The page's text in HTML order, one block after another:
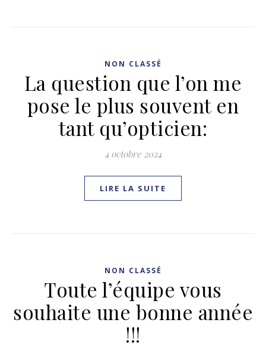
NON CLASSÉ
La question que l’on me
pose le plus souvent en
tant qu’opticien:
4 octobre 2024
LIRE LA SUITE
NON CLASSÉ
Toute l’équipe vous
souhaite une bonne année
!!!